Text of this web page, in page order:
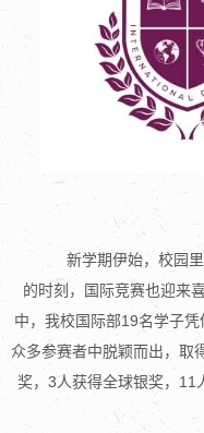
新学期伊始，校园里
的时刻，国际竞赛也迎来
中，我校国际部19名学子
众多参赛者中脱颖而出，取
奖， 3人获得全球银奖， 11